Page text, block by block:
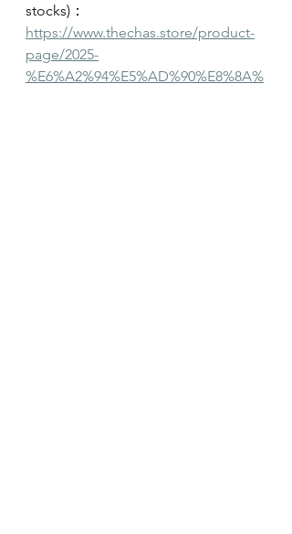
stocks)：
https://www.thechas.store/product-
page/2025-
%E6%A2%94%E5%AD%90%E8%8A%